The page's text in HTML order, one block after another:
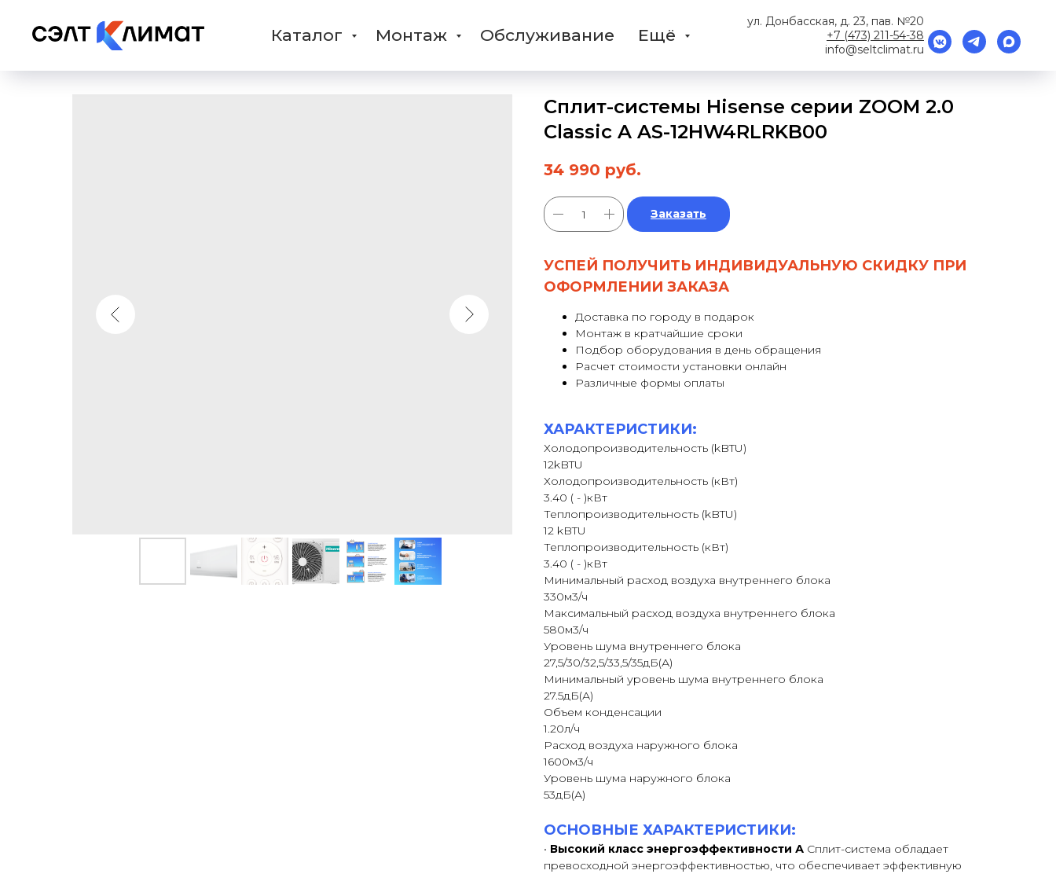
Каталог Монтаж Обслуживание Ещё
ул. Донбасская, д. 23, пав. №20
+7 (473) 211-54-38
info@seltclimat.ru
Сплит-системы Hisense серии ZOOM 2.0
Classic A AS-12HW4RLRKB00
34 990 руб.
Заказать
УСПЕЙ ПОЛУЧИТЬ ИНДИВИДУАЛЬНУЮ СКИДКУ ПРИ
ОФОРМЛЕНИИ ЗАКАЗА
Доставка по городу в подарок
Монтаж в кратчайшие сроки
Подбор оборудования в день обращения
Расчет стоимости установки онлайн
Различные формы оплаты
ХАРАКТЕРИСТИКИ:
Холодопроизводительность (kBTU)
12kBTU
Холодопроизводительность (кВт)
3.40 ( - )кВт
Теплопроизводительность (kBTU)
12 kBTU
Теплопроизводительность (кВт)
3.40 ( - )кВт
Минимальный расход воздуха внутреннего блока
330м3/ч
Максимальный расход воздуха внутреннего блока
580м3/ч
Уровень шума внутреннего блока
27,5/30/32,5/33,5/35дБ(А)
Минимальный уровень шума внутреннего блока
27.5дБ(А)
Объем конденсации
1.20л/ч
Расход воздуха наружного блока
1600м3/ч
Уровень шума наружного блока
53дБ(А)
ОСНОВНЫЕ ХАРАКТЕРИСТИКИ:
• Высокий класс энергоэффективности А Сплит-система обладает
превосходной энергоэффективностью, что обеспечивает эффективную